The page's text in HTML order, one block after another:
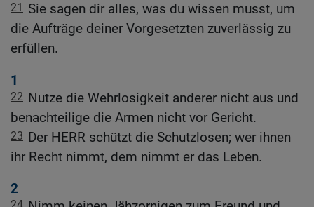
21
Sie sagen dir alles, was du wissen musst, um
die Aufträge deiner Vorgesetzten zuverlässig zu
erfüllen.
1
22 Nutze die Wehrlosigkeit anderer nicht aus und
benachteilige die Armen nicht vor Gericht.
23 Der HERR schützt die Schutzlosen; wer ihnen
ihr Recht nimmt, dem nimmt er das Leben.
2